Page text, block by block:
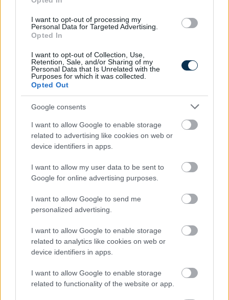
I want to opt-out of processing my
Personal Data for Targeted Advertising.
Opted In
I want to opt-out of Collection, Use,
Retention, Sale, and/or Sharing of my
Personal Data that Is Unrelated with the
Purposes for which it was collected.
Opted Out
Google consents
I want to allow Google to enable storage
related to advertising like cookies on web or
device identifiers in apps.
I want to allow my user data to be sent to
Google for online advertising purposes.
I want to allow Google to send me
personalized advertising.
I want to allow Google to enable storage
related to analytics like cookies on web or
device identifiers in apps.
I want to allow Google to enable storage
related to functionality of the website or app.
Így használd jól a TikTokot utazástervezéshez
2026.08.06. 11:34